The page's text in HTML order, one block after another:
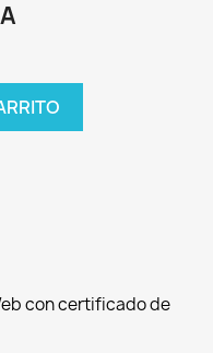
con certificado de